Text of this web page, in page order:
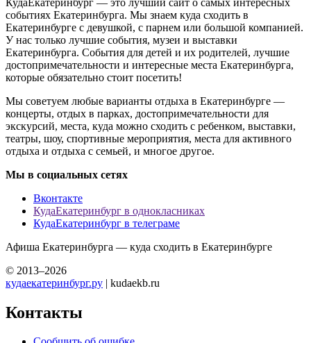
событиях Екатеринбурга. Мы знаем куда сходить в
Екатеринбурге с девушкой, с парнем или большой компанией.
У нас только лучшие события, музеи и выставки
Екатеринбурга. События для детей и их родителей, лучшие
достопримечательности и интересные места Екатеринбурга,
которые обязательно стоит посетить!
Мы советуем любые варианты отдыха в Екатеринбурге —
концерты, отдых в парках, достопримечательности для
экскурсий, места, куда можно сходить с ребенком, выставки,
театры, шоу, спортивные мероприятия, места для активного
отдыха и отдыха с семьей, и многое другое.
Мы в социальных сетях
Вконтакте
КудаЕкатеринбург в однокласниках
КудаЕкатеринбург в телеграме
Афиша Екатеринбурга — куда сходить в Екатеринбурге
© 2013–2026
кудаекатеринбург.ру | kudaekb.ru
Контакты